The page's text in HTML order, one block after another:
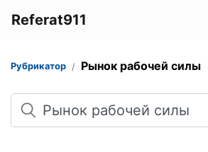
Referat911
Рубрикатор Рынок рабочей силы
Поиск